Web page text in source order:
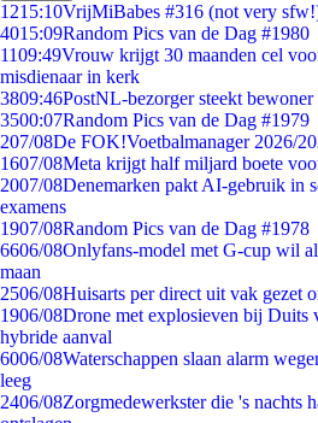
1215:10VrijMiBabes #316 (not very
4015:09Random Pics van de Dag #1980
1109:49Vrouw krijgt 30 maanden cel
misdienaar in kerk
3809:46PostNL-bezorger steekt
3500:07Random Pics van de Dag #1979
207/08De FOK!Voetbalmanager 2026/
1607/08Meta krijgt half miljard boete
2007/08Denemarken pakt AI-gebruik in
examens
1907/08Random Pics van de Dag #1978
6606/08Onlyfans-model met G-cup wil
maan
2506/08Huisarts per direct uit vak gezet
1906/08Drone met explosieven bij Duits
hybride aanval
6006/08Waterschappen slaan alarm
leeg
2406/08Zorgmedewerkster die 's nachts